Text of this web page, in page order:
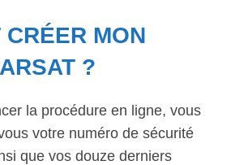
CRÉER MON
?
la procédure en ligne, vous
votre numéro de sécurité
que vos douze derniers